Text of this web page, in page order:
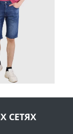
СЕТЯХ